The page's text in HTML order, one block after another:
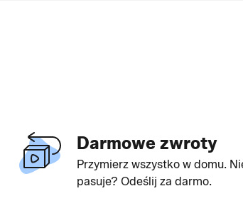
Darmowe zwroty
Przymierz wszystko w domu.
pasuje? Odeślij za darmo.